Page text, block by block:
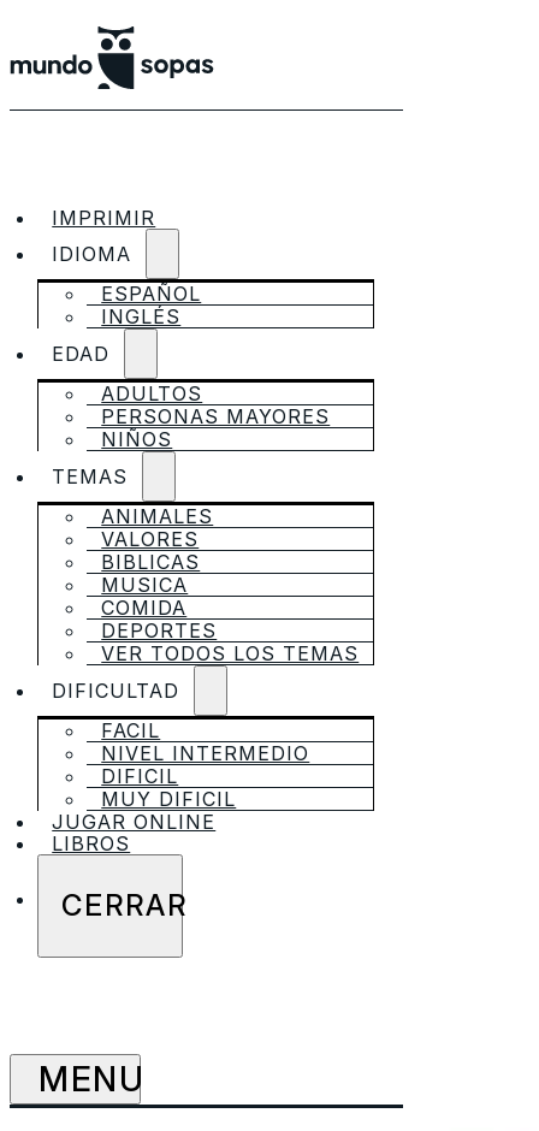
IMPRIMIR
IDIOMA
ESPAÑOL
INGLÉS
EDAD
ADULTOS
PERSONAS MAYORES
NIÑOS
TEMAS
ANIMALES
VALORES
BIBLICAS
MUSICA
COMIDA
DEPORTES
VER TODOS LOS TEMAS
DIFICULTAD
FACIL
NIVEL INTERMEDIO
DIFICIL
MUY DIFICIL
JUGAR ONLINE
LIBROS